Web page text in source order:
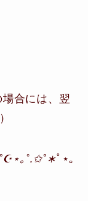
場合には、翌
｡˚.✩˚∗ﾟ⋆｡